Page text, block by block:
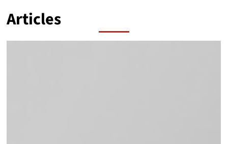
Articles